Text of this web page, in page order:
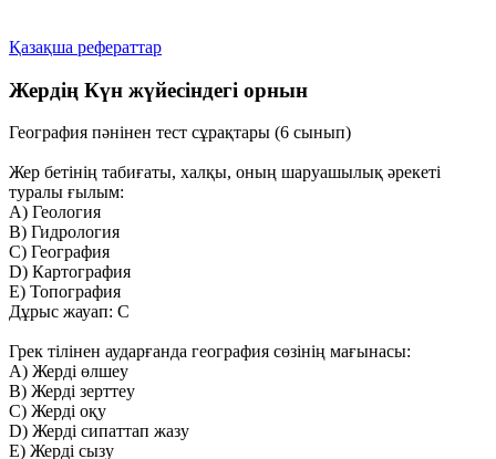
Қазақша рефераттар
Жердің Күн жүйесіндегі орнын
География пәнінен тест сұрақтары (6 сынып)
Жер бетінің табиғаты, халқы, оның шаруашылық әрекеті
туралы ғылым:
A) Геология
B) Гидрология
C) География
D) Картография
E) Топография
Дұрыс жауап: C
Грек тілінен аударғанда география сөзінің мағынасы:
A) Жерді өлшеу
B) Жерді зерттеу
C) Жерді оқу
D) Жерді сипаттап жазу
E) Жерді сызу